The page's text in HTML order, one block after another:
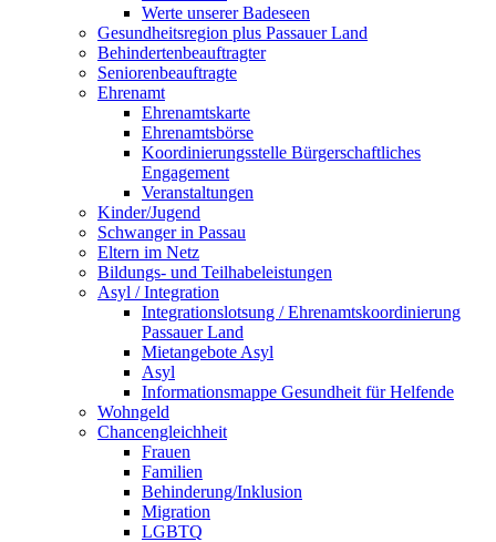
Werte unserer Badeseen
Gesundheitsregion plus Passauer Land
Behindertenbeauftragter
Seniorenbeauftragte
Ehrenamt
Ehrenamtskarte
Ehrenamtsbörse
Koordinierungsstelle Bürgerschaftliches
Engagement
Veranstaltungen
Kinder/Jugend
Schwanger in Passau
Eltern im Netz
Bildungs- und Teilhabeleistungen
Asyl / Integration
Integrationslotsung / Ehrenamtskoordinierung
Passauer Land
Mietangebote Asyl
Asyl
Informationsmappe Gesundheit für Helfende
Wohngeld
Chancengleichheit
Frauen
Familien
Behinderung/Inklusion
Migration
LGBTQ